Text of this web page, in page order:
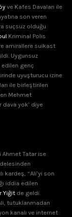
ve Kafes Davaları ile
son veren
suçsuz olduğu
Kriminal Polis
amirallere suikast
Uygunsuz
edilen genç
uyuşturucu izine
ile birleştirilen
Mehmet
yok’ diye
Ahmet Tatar ise
kardeş, “Ali’yi son
iddia edilen
Yiğit de geldi.
tutuklanmadan
kanalı ve internet